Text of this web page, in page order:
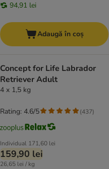
94,91 lei
Adaugă în coș
Concept for Life Labrador
Retriever Adult
4 x 1,5 kg
Individual 171,60 lei
159,90 lei
26,65 lei / kg
Rating: 4.6/5 (437)